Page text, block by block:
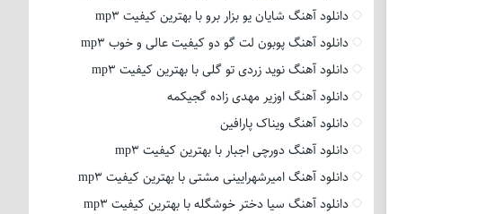
دانلود آهنگ شایان یو بزار برو با بهترین کیفیت mp3
دانلود آهنگ پوبون لت گو دو کیفیت عالی و خوب mp3
دانلود آهنگ نوید زردی تو گلی با بهترین کیفیت mp3
دانلود آهنگ اوزیر مهدی زاده گجیکمه
دانلود آهنگ ویناک پارافین
دانلود آهنگ دورچی اجبار با بهترین کیفیت mp3
دانلود آهنگ امیرشهرایینی مشتی با بهترین کیفیت mp3
دانلود آهنگ سیا دختر خوشگله با بهترین کیفیت mp3